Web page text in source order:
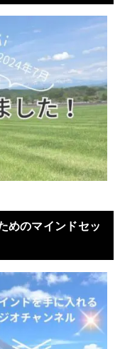
めのマインドセッ